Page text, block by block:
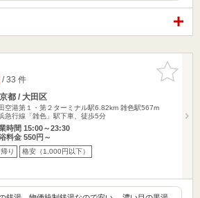
お気に入
りに追加
/ 33 件
都 / 大田区
空港第１・第２ターミナル駅6.82km 雑色駅567m
急行線「雑色」駅下車、徒歩5分
時間 15:00～23:30
料金 550円～
り 格安（1,000円以下）